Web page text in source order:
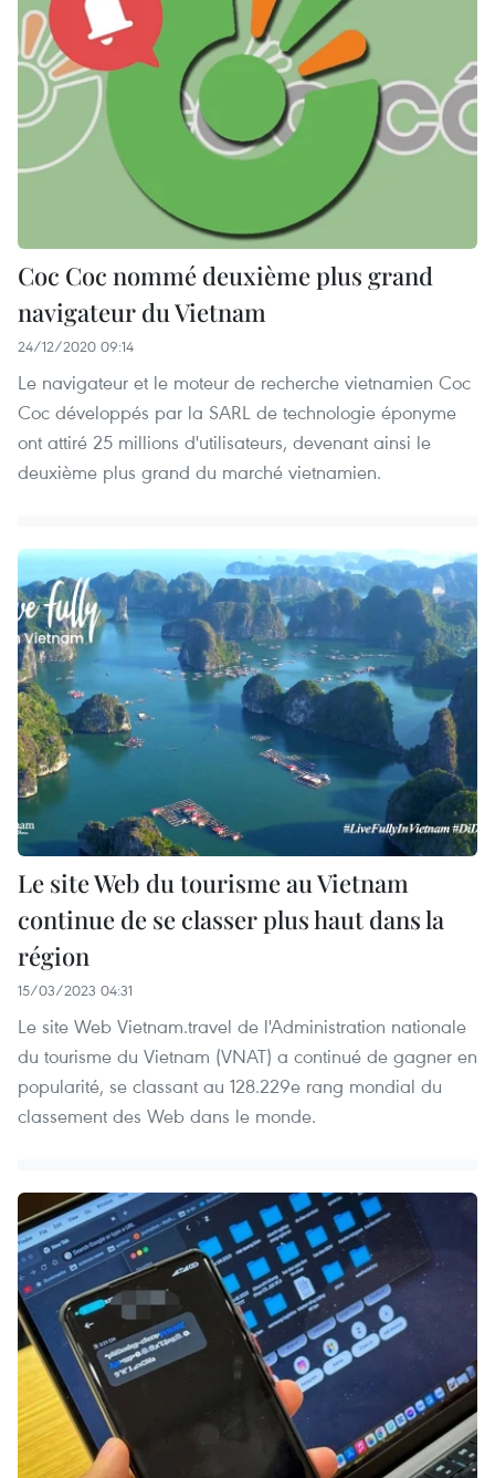
Coc Coc nommé deuxième plus grand
navigateur du Vietnam
24/12/2020 09:14
Le navigateur et le moteur de recherche vietnamien Coc
Coc développés par la SARL de technologie éponyme
ont attiré 25 millions d'utilisateurs, devenant ainsi le
deuxième plus grand du marché vietnamien.
Le site Web du tourisme au Vietnam
continue de se classer plus haut dans la
région
15/03/2023 04:31
Le site Web Vietnam.travel de l'Administration nationale
du tourisme du Vietnam (VNAT) a continué de gagner en
popularité, se classant au 128.229e rang mondial du
classement des Web dans le monde.